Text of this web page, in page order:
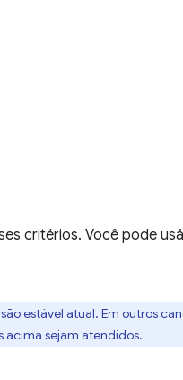
critérios. Você pode
estável atual. Em outros
acima sejam atendidos.